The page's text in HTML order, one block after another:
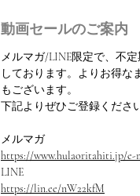
動画セールのご案内
メルマガ/LINE限定で、不
しております。よりお得な
もございます。
下記よりぜひご登録ください
メルマガ
https://www.hulaoritahiti.jp/e-
LINE
https://lin.ee/nW22kfM